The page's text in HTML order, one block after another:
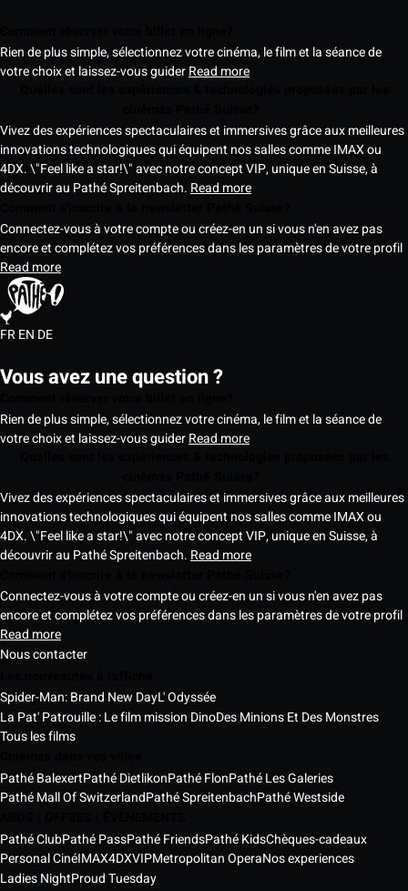
Rien de plus simple, sélectionnez votre cinéma, le film et la séance de
votre choix et laissez-vous guiderRead more
Vivez des expériences spectaculaires et immersives grâce aux meilleures
innovations technologiques qui équipent nos salles comme IMAX ou
4DX. \"Feel like a star!\" avec notre concept VIP, unique en Suisse, à
découvrir au Pathé Spreitenbach. Read more
Connectez-vous à votre compte ou créez-en un si vous n'en avez pas
encore et complétez vos préférences dans les paramètres de votre profil
Read more
FREN DE
Vous avez une question ?
Rien de plus simple, sélectionnez votre cinéma, le film et la séance de
votre choix et laissez-vous guiderRead more
Vivez des expériences spectaculaires et immersives grâce aux meilleures
innovations technologiques qui équipent nos salles comme IMAX ou
4DX. \"Feel like a star!\" avec notre concept VIP, unique en Suisse, à
découvrir au Pathé Spreitenbach. Read more
Connectez-vous à votre compte ou créez-en un si vous n'en avez pas
encore et complétez vos préférences dans les paramètres de votre profil
Read more
Nous contacter
Spider-Man: Brand New DayL' Odyssée
La Pat' Patrouille : Le film mission DinoDes Minions Et Des Monstres
Tous les films
Pathé BalexertPathé DietlikonPathé FlonPathé Les Galeries
Pathé Mall Of SwitzerlandPathé SpreitenbachPathé Westside
Pathé ClubPathé PassPathé FriendsPathé KidsChèques-cadeaux
Personal CinéIMAX4DXVIPMetropolitan OperaNos experiences
Ladies NightProud Tuesday